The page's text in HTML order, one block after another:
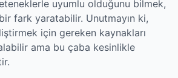
uyumlu olduğunu bilmek,
fark yaratabilir. Unutmayın ki,
için gereken kaynakları
ama bu çaba kesinlikle